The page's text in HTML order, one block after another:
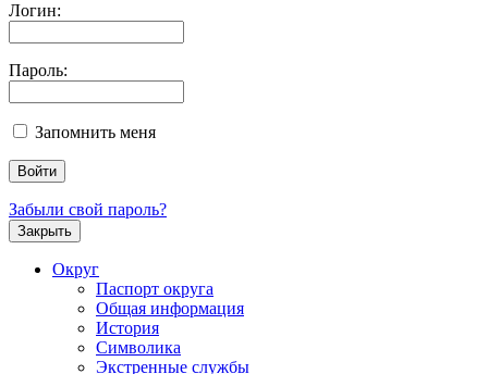
Логин:
Пароль:
Запомнить меня
Забыли свой пароль?
Закрыть
Округ
Паспорт округа
Общая информация
История
Символика
Экстренные службы